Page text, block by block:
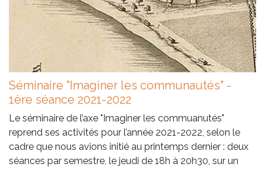
Séminaire "Imaginer les communautés" -
1ère séance 2021-2022
Le séminaire de l’axe "Imaginer les commuanutés"
reprend ses activités pour l’année 2021-2022, selon le
cadre que nous avions initié au printemps dernier : deux
séances par semestre, le jeudi de 18h à 20h30, sur un